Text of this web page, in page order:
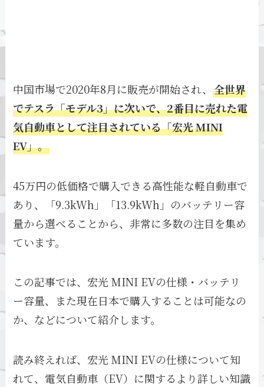
中国市場で2020年8月に販売が開始され、全世界
でテスラ「モデル3」に次いで、2番目に売れた電
気自動車として注目されている「宏光 MINI
EV」。
45万円の低価格で購入できる高性能な軽自動車で
あり、「9.3kWh」「13.9kWh」のバッテリー容
量から選べることから、非常に多数の注目を集め
ています。
この記事では、宏光 MINI EVの仕様・バッテリ
ー容量、また現在日本で購入することは可能なの
か、などについて紹介します。
読み終えれば、宏光 MINI EVの仕様について知
れて、電気自動車（EV）に関するより詳しい知識